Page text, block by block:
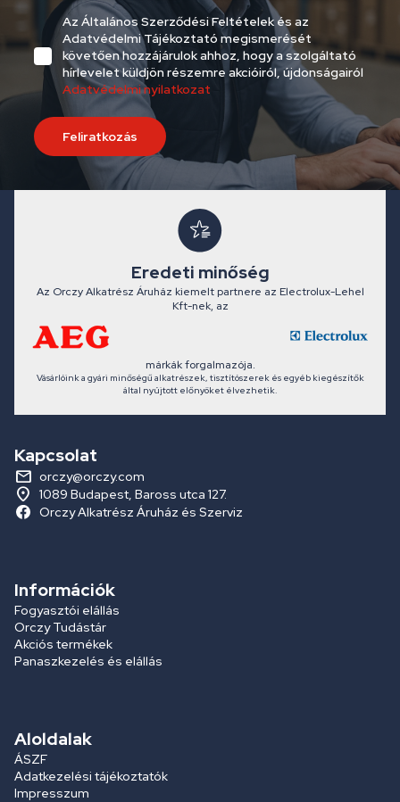
Az Általános Szerződési Feltételek és az
Adatvédelmi Tájékoztató megismerését
követően hozzájárulok ahhoz, hogy a szolgáltató
hírlevelet küldjön részemre akcióiról, újdonságairól
Adatvédelmi nyilatkozat
Feliratkozás
Eredeti minőség
Az Orczy Alkatrész Áruház kiemelt partnere az Electrolux-Lehel
Kft-nek, az
márkák forgalmazója.
Vásárlóink a gyári minőségű alkatrészek, tisztítószerek és egyéb kiegészítők
által nyújtott előnyöket élvezhetik.
Kapcsolat
orczy@orczy.com
1089 Budapest, Baross utca 127.
Orczy Alkatrész Áruház és Szerviz
Információk
Fogyasztói elállás
Orczy Tudástár
Akciós termékek
Panaszkezelés és elállás
Aloldalak
ÁSZF
Adatkezelési tájékoztatók
Impresszum